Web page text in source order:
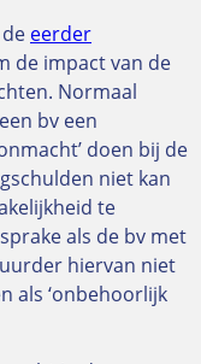
eerder
de impact van de
Normaal
bv een
doen bij de
niet kan
te
als de bv met
hiervan niet
als ‘onbehoorlijk